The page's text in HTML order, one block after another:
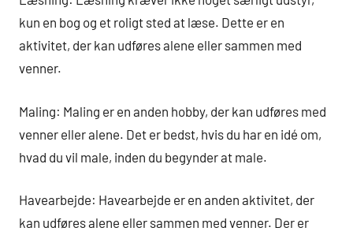
kun en bog og et roligt sted at læse. Dette er en
aktivitet, der kan udføres alene eller sammen med
venner.
Maling: Maling er en anden hobby, der kan udføres med
venner eller alene. Det er bedst, hvis du har en idé om,
hvad du vil male, inden du begynder at male.
Havearbejde: Havearbejde er en anden aktivitet, der
kan udføres alene eller sammen med venner. Der er